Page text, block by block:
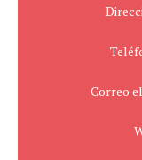
Correo